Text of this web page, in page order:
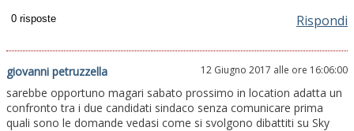
Rispondi
giovanni petruzzella 12 Giugno 2017 alle ore 16:06:00
sarebbe opportuno magari sabato prossimo in location adatta un
confronto tra i due candidati sindaco senza comunicare prima
quali sono le domande vedasi come si svolgono dibattiti su Sky